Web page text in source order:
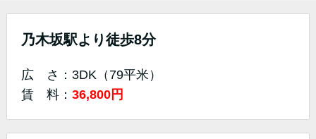
乃木坂駅より徒歩8分
広 さ：3DK（79平米）
賃 料： 36,800円